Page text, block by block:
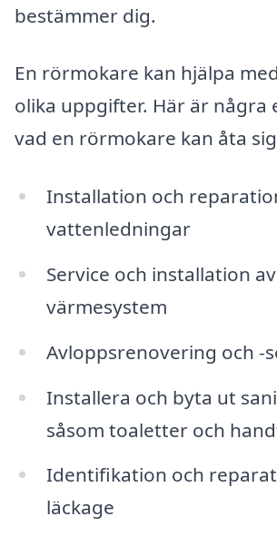
bestämmer dig.
En rörmokare kan hjälpa
olika uppgifter. Här är några
vad en rörmokare kan åta
Installation och
vattenledningar
Service och installation av
värmesystem
Avloppsrenovering och -
Installera och byta ut
såsom toaletter och
Identifikation och
läckage